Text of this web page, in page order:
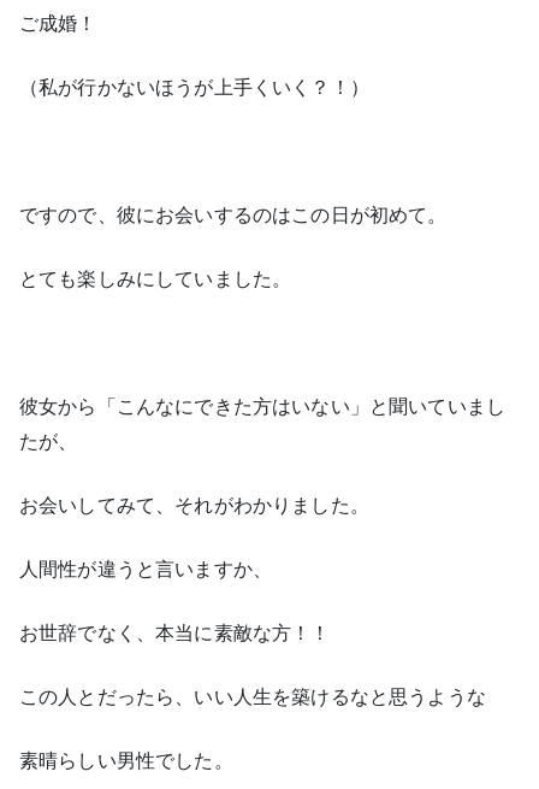
ご成婚！
（私が行かないほうが上手くいく？！）
ですので、彼にお会いするのはこの日が初めて。
とても楽しみにしていました。
彼女から「こんなにできた方はいない」と聞いていまし
たが、
お会いしてみて、それがわかりました。
人間性が違うと言いますか、
お世辞でなく、本当に素敵な方！！
この人とだったら、いい人生を築けるなと思うような
素晴らしい男性でした。